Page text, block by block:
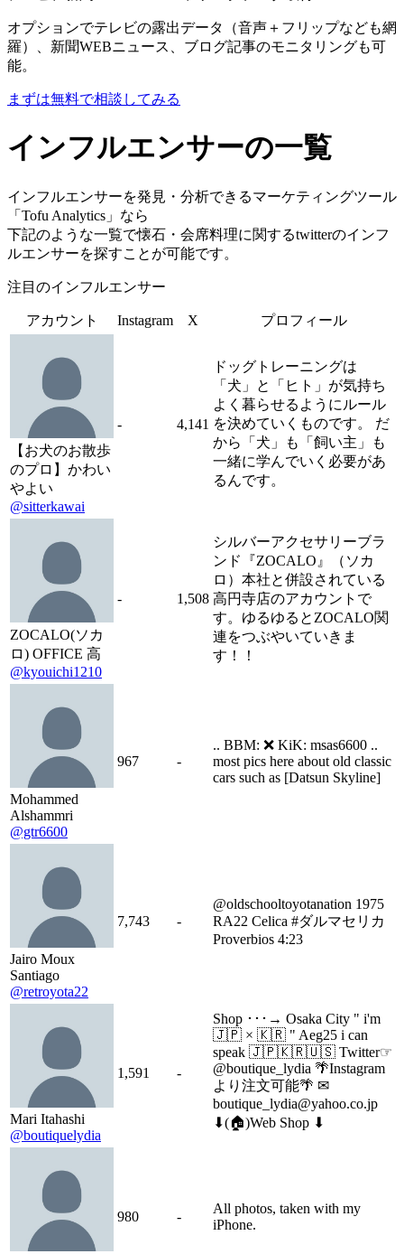
オプションでテレビの露出データ（音声＋フリップなども網
羅）、新聞WEBニュース、ブログ記事のモニタリングも可
能。
まずは無料で相談してみる
インフルエンサーの一覧
インフルエンサーを発見・分析できるマーケティングツール
「Tofu Analytics」なら
下記のような一覧で懐石・会席料理に関するtwitterのインフ
ルエンサーを探すことが可能です。
注目のインフルエンサー
アカウント Instagram X プロフィール
【お犬のお散歩
のプロ】かわい
やよい
@sitterkawai
- 4,141
ドッグトレーニングは
「犬」と「ヒト」が気持ち
よく暮らせるようにルール
を決めていくものです。 だ
から「犬」も「飼い主」も
一緒に学んでいく必要があ
るんです。
ZOCALO(ソカ
ロ) OFFICE 高
@kyouichi1210
- 1,508
シルバーアクセサリーブラ
ンド『ZOCALO』（ソカ
ロ）本社と併設されている
高円寺店のアカウントで
す。ゆるゆるとZOCALO関
連をつぶやいていきま
す！！
Mohammed
Alshammri
@gtr6600
967 -
.. BBM: ❌ KiK: msas6600 ..
most pics here about old classic
cars such as [Datsun Skyline]
Jairo Moux
Santiago
@retroyota22
7,743 -
@oldschooltoyotanation 1975
RA22 Celica #ダルマセリカ
Proverbios 4:23
Mari Itahashi
@boutiquelydia
1,591 -
Shop ･･･→ Osaka City " i'm
🇯🇵 × 🇰🇷 " Aeg25 i can
speak 🇯🇵🇰🇷🇺🇸 Twitter☞
@boutique_lydia 🌴Instagram
より注文可能🌴 ✉
boutique_lydia@yahoo.co.jp
⬇︎(🏠)Web Shop ⬇︎
980 -
All photos, taken with my
iPhone.